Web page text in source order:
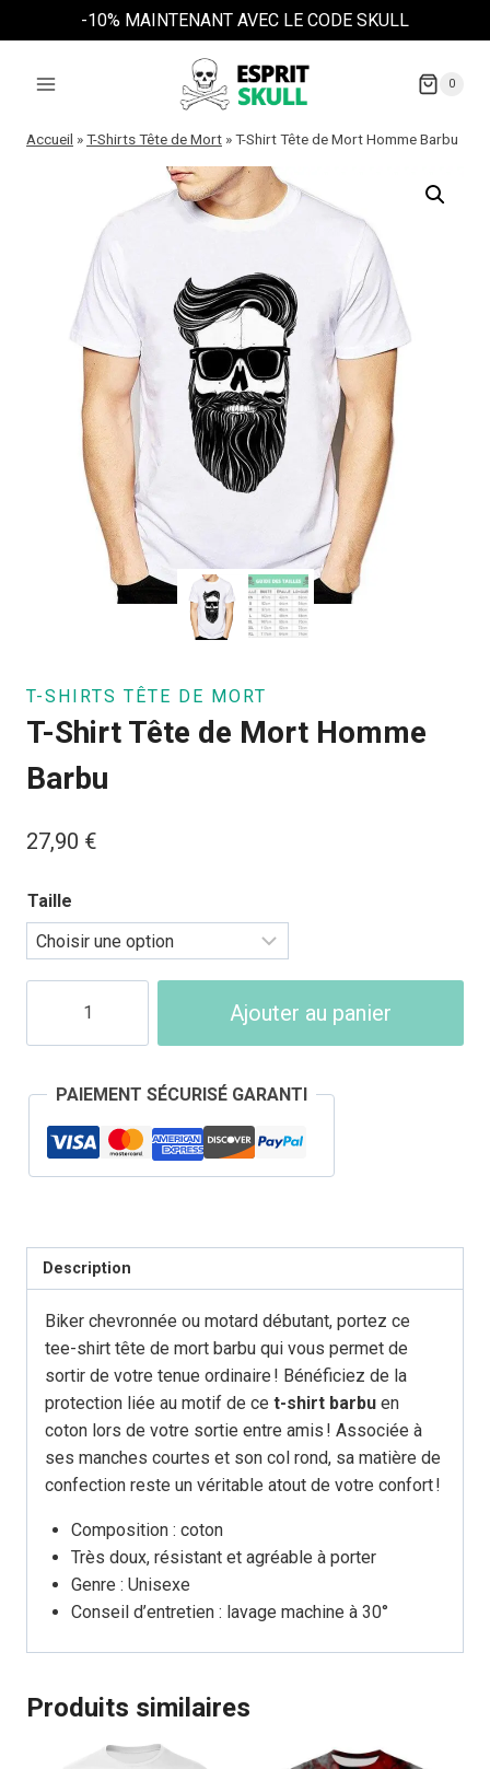
au
-10% MAINTENANT AVEC LE CODE SKULL
0
Accueil »T-Shirts Tête de Mort »T-Shirt Tête de Mort Homme Barbu
T-SHIRTS TÊTE DE MORT
T-Shirt Tête de Mort Homme
Barbu
27,90 €
Taille
T-
Tête
Mort
Homme
Ajouter au panier
PAIEMENT SÉCURISÉ GARANTI
Description
Biker chevronnée ou motard débutant, portez ce
tee-shirt tête de mort barbu qui vous permet de
sortir de votre tenue ordinaire ! Bénéficiez de la
protection liée au motif de ce t-shirt barbu en
coton lors de votre sortie entre amis ! Associée à
ses manches courtes et son col rond, sa matière de
confection reste un véritable atout de votre confort !
Composition : coton
Très doux, résistant et agréable à porter
Genre : Unisexe
Conseil d’entretien : lavage machine à 30°
Produits similaires